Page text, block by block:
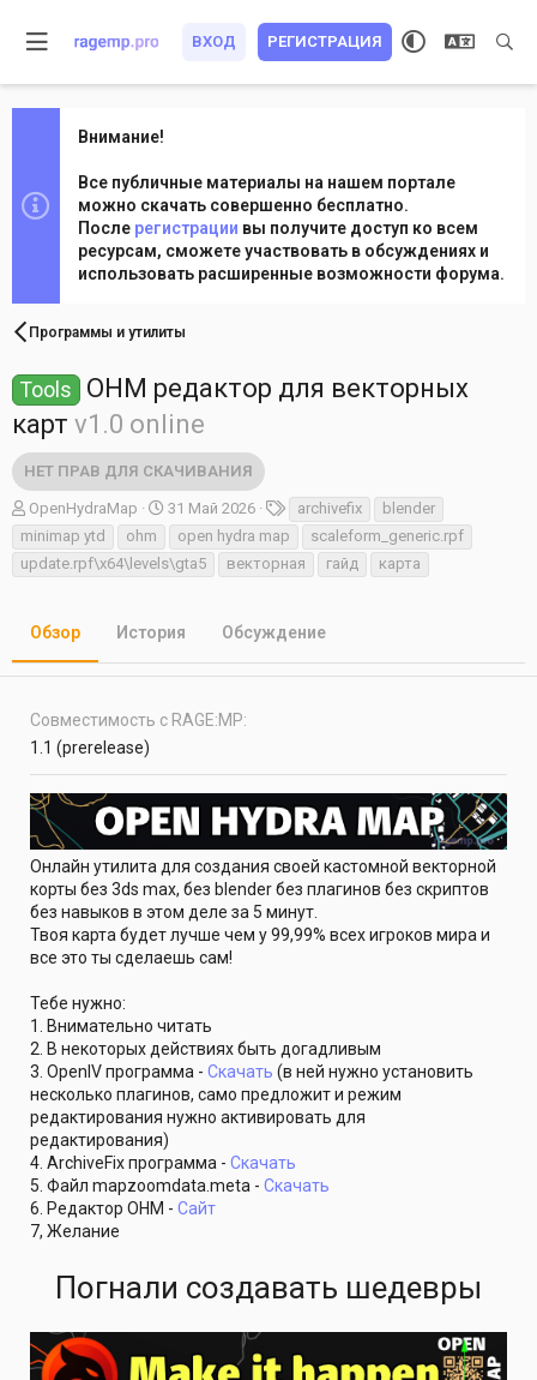
ВХОД РЕГИСТРАЦИЯ
Внимание!
Все публичные материалы на нашем портале
можно скачать совершенно бесплатно.
После регистрации вы получите доступ ко всем
ресурсам, сможете участвовать в обсуждениях и
использовать расширенные возможности форума.
Программы и утилиты
Tools
OHM редактор для векторных
карт v1.0 online
НЕТ ПРАВ ДЛЯ СКАЧИВАНИЯ
А
в
т
о
OpenHydraMap
Д
а
т
а
з
а
и
31 Май 2026
е
г
и
archivefix
blender
minimap ytd
ohm open hydra map
scaleform_generic.rpf
update.rpf\x64\levels\gta5
векторная гайд карта
Обзор История Обсуждение
Совместимость с RAGE:MP
1.1 (prerelease)
Онлайн утилита для создания своей кастомной векторной
корты без 3ds max, без blender без плагинов без скриптов
без навыков в этом деле за 5 минут.
Твоя карта будет лучше чем у 99,99% всех игроков мира и
все это ты сделаешь сам!
Тебе нужно:
1. Внимательно читать
2. В некоторых действиях быть догадливым
3. OpenIV программа - Скачать (в ней нужно установить
несколько плагинов, само предложит и режим
редактирования нужно активировать для
редактирования)
4. ArchiveFix программа - Скачать
5. Файл mapzoomdata.meta - Скачать
6. Редактор OHM - Сайт
7, Желание
Погнали создавать шедевры